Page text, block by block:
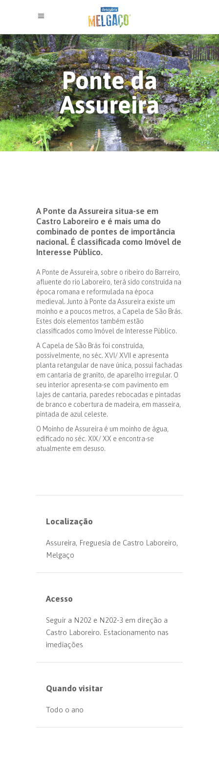
Ponte da
Assureira
A Ponte da Assureira situa-se em
Castro Laboreiro e é mais uma do
combinado de pontes de importância
nacional. É classificada como Imóvel de
Interesse Público.
A Ponte de Assureira, sobre o ribeiro do Barreiro,
afluente do rio Laboreiro, terá sido construída na
época romana e reformulada na época
medieval. Junto à Ponte da Assureira existe um
moinho e a poucos metros, a Capela de São Brás.
Estes dois elementos também estão
classificados como Imóvel de Interesse Público.
A Capela de São Brás foi construída,
possivelmente, no séc. XVI/ XVII e apresenta
planta retangular de nave única, possui fachadas
em cantaria de granito, de aparelho irregular. O
seu interior apresenta-se com pavimento em
lajes de cantaria, paredes rebocadas e pintadas
de branco e cobertura de madeira, em masseira,
pintada de azul celeste.
O Moinho de Assureira é um moinho de água,
edificado no séc. XIX/ XX e encontra-se
atualmente em desuso.
Localização
Assureira, Freguesia de Castro Laboreiro,
Melgaço
Acesso
Seguir a N202 e N202-3 em direção a
Castro Laboreiro. Estacionamento nas
imediações
Quando visitar
Todo o ano